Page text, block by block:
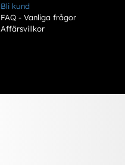
Bli kund
FAQ - Vanliga frågor
Affärsvillkor